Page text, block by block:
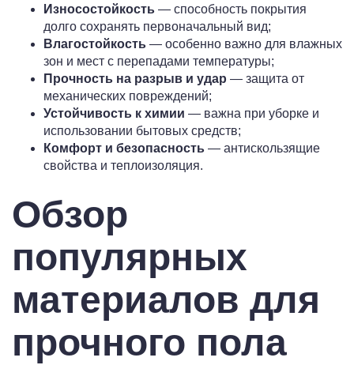
Износостойкость — способность покрытия
долго сохранять первоначальный вид;
Влагостойкость — особенно важно для влажных
зон и мест с перепадами температуры;
Прочность на разрыв и удар — защита от
механических повреждений;
Устойчивость к химии — важна при уборке и
использовании бытовых средств;
Комфорт и безопасность — антискользящие
свойства и теплоизоляция.
Обзор
популярных
материалов для
прочного пола